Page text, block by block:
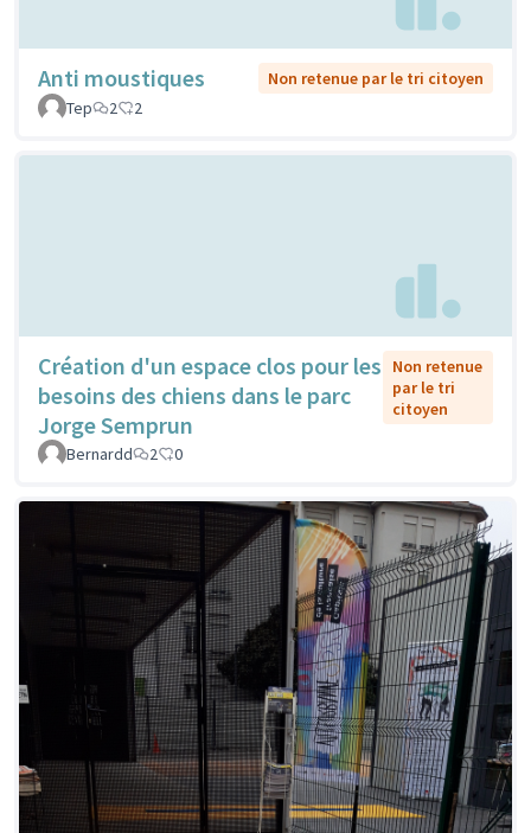
Anti moustiques
Non retenue par le tri citoyen
Tep
2 2
Création d'un espace clos pour les
besoins des chiens dans le parc
Jorge Semprun
Non retenue
par le tri
citoyen
Bernardd 2 0